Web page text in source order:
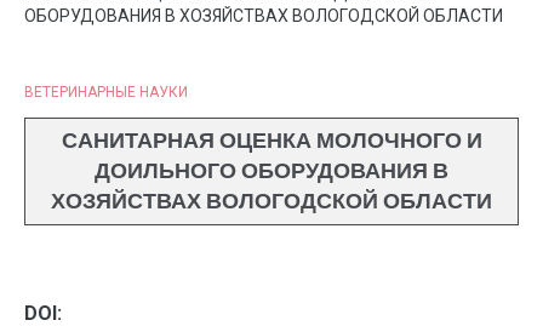
ОБОРУДОВАНИЯ В ХОЗЯЙСТВАХ ВОЛОГОДСКОЙ ОБЛАСТИ
ВЕТЕРИНАРНЫЕ НАУКИ
САНИТАРНАЯ ОЦЕНКА МОЛОЧНОГО И
ДОИЛЬНОГО ОБОРУДОВАНИЯ В
ХОЗЯЙСТВАХ ВОЛОГОДСКОЙ ОБЛАСТИ
DOI: